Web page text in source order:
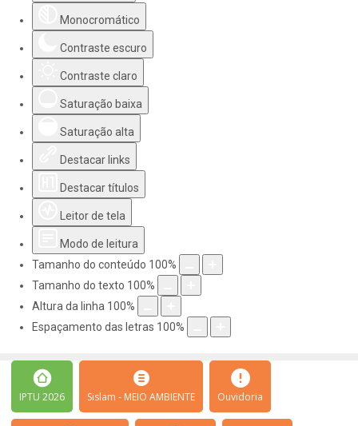
Monocromático
Contraste escuro
Contraste claro
Saturação baixa
Saturação alta
Destacar links
Destacar títulos
Leitor de tela
Modo de leitura
Tamanho do conteúdo 100%
Tamanho do texto 100%
Altura da linha 100%
Espaçamento das letras 100%
IPTU 2026 Sislam - MEIO AMBIENTE Ouvidoria